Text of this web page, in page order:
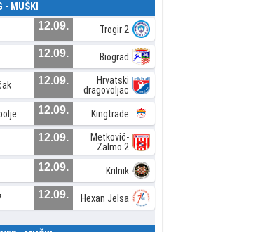
- MUŠKI
12.09. Trogir 2
12.09. Biograd
12.09.
Hrvatski
dragovoljac
12.09. Kingtrade
12.09.
Metković-
Zalmo 2
12.09. Krilnik
12.09. Hexan Jelsa